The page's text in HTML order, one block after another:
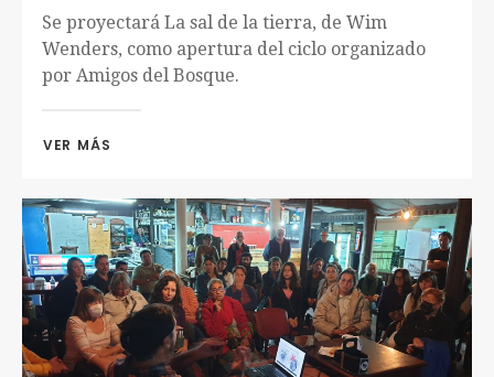
Se proyectará La sal de la tierra, de Wim
Wenders, como apertura del ciclo organizado
por Amigos del Bosque.
VER MÁS